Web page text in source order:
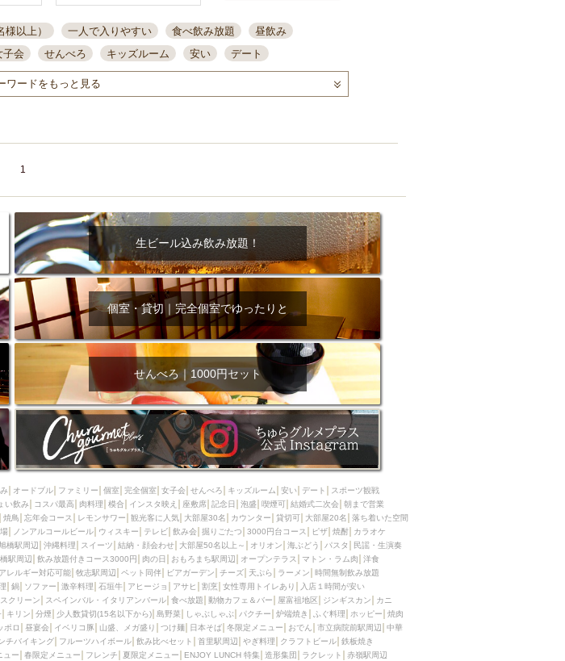
様以上） 一人で入りやすい 食べ飲み放題
昼飲み
子会 せんべろ キッズルーム 安い
デート
誕生日 大人数
模合 インスタ映え 座敷席 記念日 泡盛
喫煙可
レモンサワー 観光客に人気 大部屋30名
カウンター
コース
バリー 寿司 クリスマス 和食
クーポン
旭橋駅周辺 沖縄料理 スイーツ
結納・顔会わせ
民謡・生演奏 気軽に一杯
店内全面禁煙
貝づくし 燻製料理
美栄橋駅周辺
辺 オープンテラス マトン・ラム肉
洋食
牡蠣 夜景・景色◎ 夜12時以降入店可
サプライズ
ビアガーデン 天ぷら
時間無制飲み放題
レンタイン 立ち飲み 5000円以上コース 地中海料理
鍋
ヒ 割烹 女性専用トイレあり
入店１時間が安い
(もつ) 炭火焼 ペイディ（給料日）
野菜巻き串
食べ放題 動物カフェ＆バー 屋富祖地区
ジンギスカン
エスニック 熱燗 生け簀 獺祭 イタリアン
古島駅周辺
しゃぶしゃぶ パクチー 炉端焼き
ふぐ料理
ウェディング 58KACHA-SEA
バイキング（ビュッフェ）
、メガ盛り つけ麺 日本そば 冬限定メニュー
おでん
オーガニック プレミアムフライデー
牛串焼き
ツハイボール 飲み比べセット 首里駅周辺
やぎ料理
ざい チーズタッカルビ 奥武山公園駅周辺
小禄駅周辺
フレンチ 夏限定メニュー ENJOY LUNCH 特集
造形集団
周辺 儀保駅周辺
ワードをもっと見る
1
生ビール込み飲み放題！
個室・貸切｜完全個室でゆったりと
せんべろ｜1000円セット
オードブル ファミリー 個室 完全個室 女子会 せんべろ キッズルーム 安い デート
スポーツ観戦
い飲み コスパ最高 肉料理 模合 インスタ映え 座敷席 記念日 泡盛 喫煙可 結婚式二次会 朝まで営業
焼鳥 忘年会コース レモンサワー 観光客に人気 大部屋30名 カウンター 貸切可 大部屋20名
落ち着いた空間
ノンアルコールビール ウィスキー テレビ 飲み会 掘りごたつ 3000円台コース ピザ 焼酎
カラオケ
旭橋駅周辺 沖縄料理 スイーツ 結納・顔会わせ 大部屋50名以上～ オリオン 海ぶどう パスタ
民謡・生演奏
駅周辺 飲み放題付きコース3000円 肉の日 おもろまち駅周辺 オープンテラス マトン・ラム肉
洋食
アレルギー対応可能 牧志駅周辺 ペット同伴 ビアガーデン チーズ 天ぷら ラーメン
時間無制飲み放題
鍋 ソファー 激辛料理 石垣牛 アヒージョ アサヒ 割烹 女性専用トイレあり
入店１時間が安い
スクリーン スペインバル・イタリアンバール 食べ放題 動物カフェ＆バー 屋富祖地区 ジンギスカン
カニ
キリン 分煙 少人数貸切(15名以下から) 島野菜 しゃぶしゃぶ パクチー 炉端焼き ふぐ料理 ホッピー
焼肉
ポロ 昼宴会 イベリコ豚 山盛、メガ盛り つけ麺 日本そば 冬限定メニュー おでん 市立病院前駅周辺
中華
チバイキング フルーツハイボール 飲み比べセット 首里駅周辺 やぎ料理 クラフトビール 鉄板焼き
ュー 春限定メニュー フレンチ 夏限定メニュー ENJOY LUNCH 特集 造形集団 ラクレット 赤嶺駅周辺